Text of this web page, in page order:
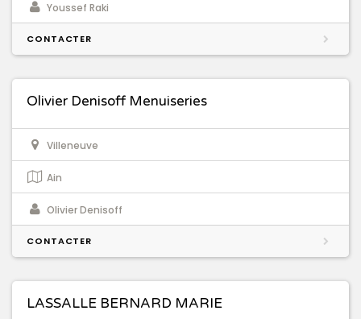
Youssef Raki
CONTACTER
Olivier Denisoff Menuiseries
Villeneuve
Ain
Olivier Denisoff
CONTACTER
LASSALLE BERNARD MARIE